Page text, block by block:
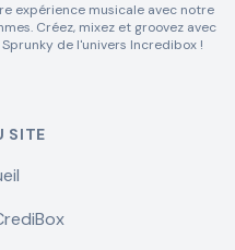
expérience musicale avec notre
Créez, mixez et groovez avec
de l'univers Incredibox !
SITE